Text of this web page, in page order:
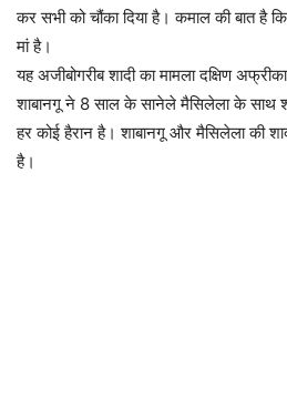
कर सभी को चौंका दिया है। कमाल की बात है
मां है।
यह अजीबोगरीब शादी का मामला दक्षिण
शाबानगू ने 8 साल के सानेले मैसिलेला के साथ
हर कोई हैरान है। शाबानगू और मैसिलेला की
है।